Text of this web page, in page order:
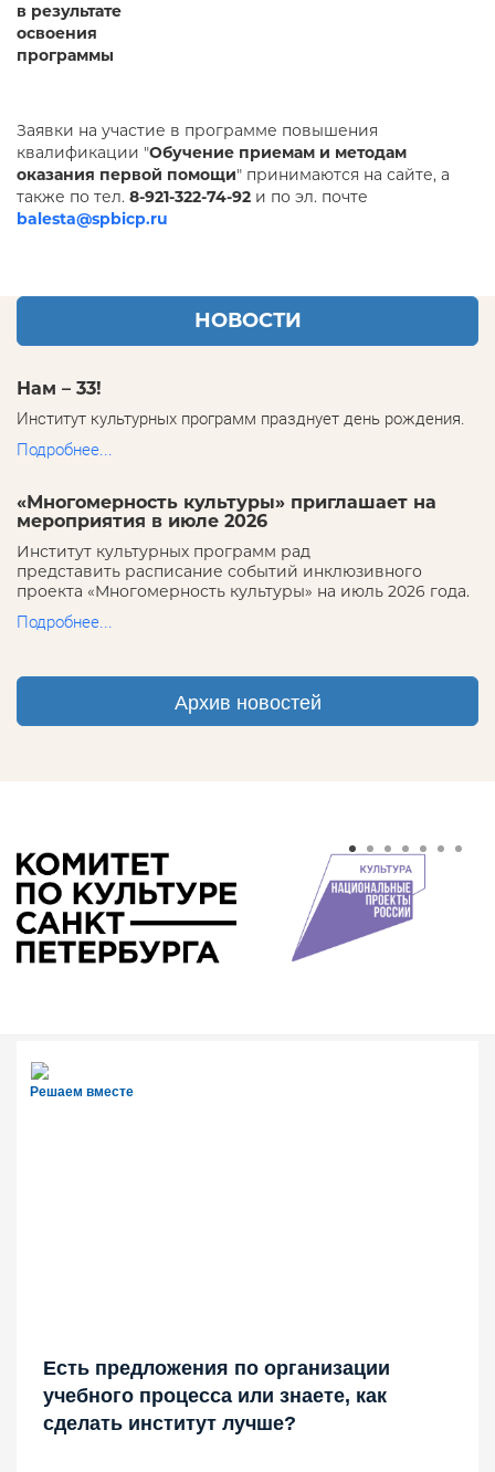
в результате
освоения
программы
Заявки на участие в программе повышения
квалификации "Обучение приемам и методам
оказания первой помощи" принимаются на сайте, а
также по тел. 8-921-322-74-92 и по эл. почте
balesta@spbicp.ru
НОВОСТИ
Нам – 33!
Институт культурных программ празднует день рождения.
Подробнее...
«Многомерность культуры» приглашает на
мероприятия в июле 2026
Институт культурных программ рад
представить расписание событий инклюзивного
проекта «Многомерность культуры» на июль 2026 года.
Подробнее...
Архив новостей
Решаем вместе
Есть предложения по организации
учебного процесса или знаете, как
сделать институт лучше?